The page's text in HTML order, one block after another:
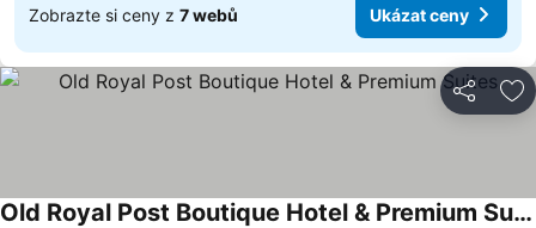
Zobrazte si ceny z 7 webů Ukázat ceny
Sdílet
Old Royal Post Boutique Hotel & Premium Suites